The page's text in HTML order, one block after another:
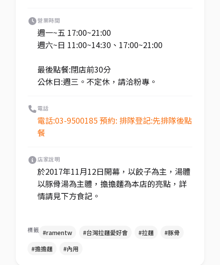
營業時間
週一~五 17:00~21:00
週六~日 11:00~14:30、17:00~21:00
最後點餐:閉店前30分
公休日:週三。不定休，請洽粉專。
電話
電話:03-9500185 預約: 排隊登記:先排隊後點
餐
店家說明
於2017年11月12日開幕，以餃子為主，湯體
以豚骨湯為主體，擔擔麵為本店的亮點，詳
情請見下方食記。
標籤 #ramentw #台灣拉麵愛好會 #拉麵
#豚骨
#擔擔麵
#內用